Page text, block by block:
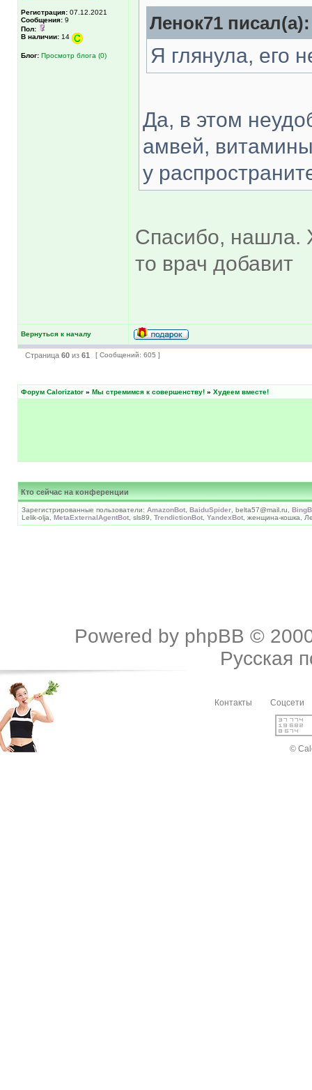
Регистрация: 07.12.2021
Сообщения: 9
Пол:
В наличии: 14
Блог: Просмотр блога (0)
Ленок71 писал(а):
Я глянула, его
Да, в этом
амвей,
у
Спасибо, нашла.
то врач добавит
Вернуться к началу
Страница 60 из 61 [ Сообщений: 605 ]
Форум Calorizator » Мы стремимся к совершенству! » Худеем вместе!
Кто сейчас на конференции
Зарегистрированные пользователи: AmazonBot BaiduSpider , belta57@mail.ru,
Lelik-olja, MetaExternalAgentBot , sls89, TrendictionBot YandexBot , женщина-кошка,
Powered by phpBB ©
Русская
Контакты Соцсети
©